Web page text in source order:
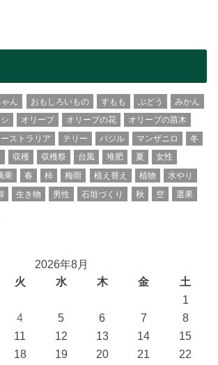
ん おもしろいもの すもも ぶどう
みかん
オリーブ オリーブの花
オリーブの苗木
ストラリア テリー バジル マンザニロ
冬
収穫 収穫祭 台風 堆肥 夏
女性
果 春 柿 梅雨 植え替え 植物
水やり
生き物 男性 石垣づくり 秋 空
選果
2026年8月
火 水 木 金 土
1
4 5 6 7
8
11 12 13 14
15
18 19 20 21
22